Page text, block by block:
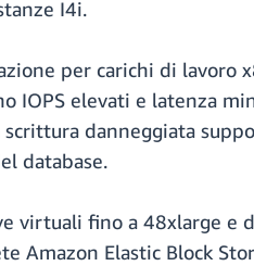
I4i.
per carichi di
IOPS elevati e latenza
danneggiata
database.
virtuali fino a 48xlarge e
Amazon Elastic Block